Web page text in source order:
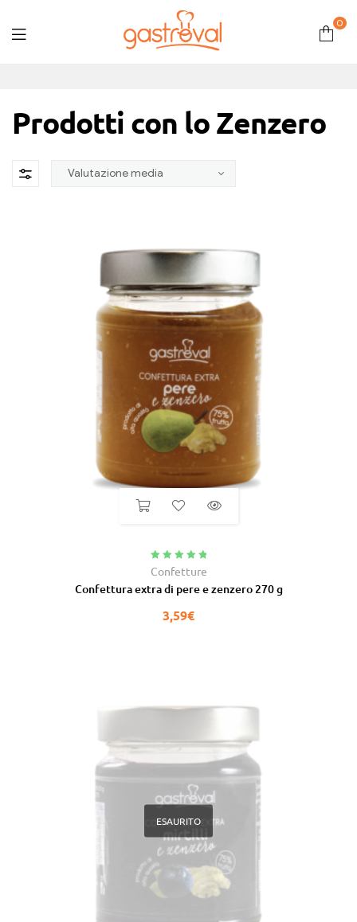
0
Prodotti con lo Zenzero
Valutato 5.00
Confetture
Confettura extra di pere e zenzero 270 g
3,59€
ESAURITO